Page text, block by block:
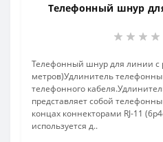
Телефонный шнур
Телефонный шнур для линии c
метров)Удлинитель
телефонного
представляет собой
концах коннекторами RJ-11
используется д..